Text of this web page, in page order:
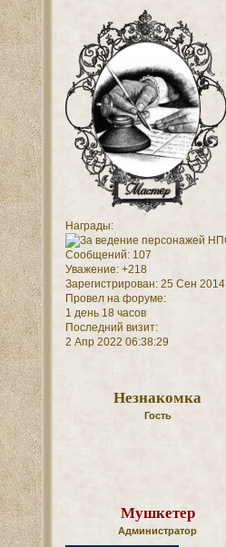
Награды:
Сообщений:107
Уважение: +218
Зарегистрирован: 25 Сен 2014
Провел на форуме:
1 день 18 часов
Последний визит:
2 Апр 2022 06:38:29
Незнакомка
Гость
Мушкетер
Администратор